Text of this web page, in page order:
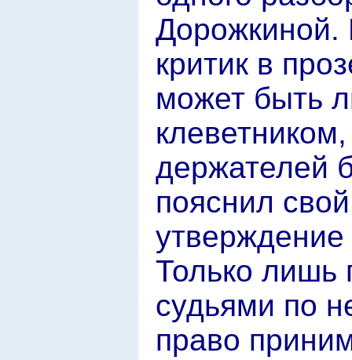
Дорожкиной.
критик в
может быть
держателей
пояснил
Только лишь
судьями по
право